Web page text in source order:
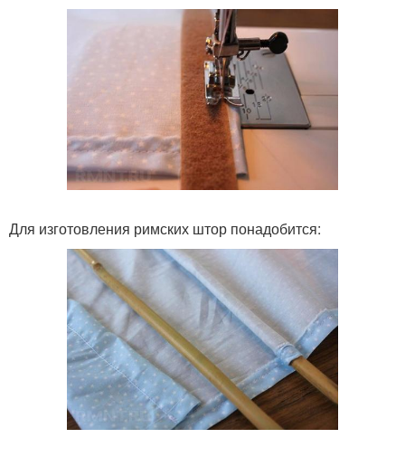
Для изготовления римских штор понадобится: